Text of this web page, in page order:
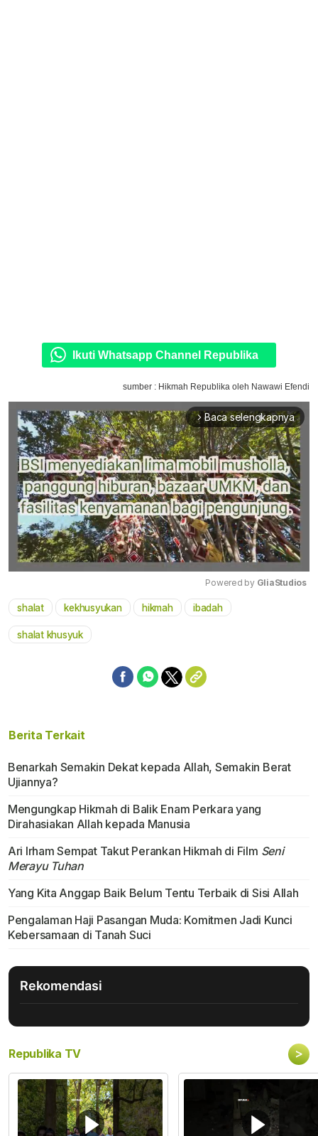
Ikuti Whatsapp Channel Republika
sumber : Hikmah Republika oleh Nawawi Efendi
arrow_forward_ios Baca selengkapnya
Powered by GliaStudios
shalat kekhusyukan hikmah ibadah
shalat khusyuk
Berita Terkait
Benarkah Semakin Dekat kepada Allah, Semakin Berat
Ujiannya?
Mengungkap Hikmah di Balik Enam Perkara yang
Dirahasiakan Allah kepada Manusia
Ari Irham Sempat Takut Perankan Hikmah di Film Seni
Merayu Tuhan
Yang Kita Anggap Baik Belum Tentu Terbaik di Sisi Allah
Pengalaman Haji Pasangan Muda: Komitmen Jadi Kunci
Kebersamaan di Tanah Suci
Rekomendasi
Republika TV >